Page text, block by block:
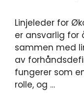
Linjeleder for
er ansvarlig for
sammen med
av
fungerer som
rolle, og …